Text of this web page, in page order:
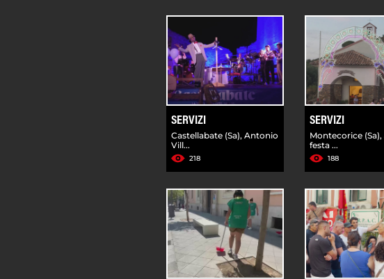
SERVIZI
Castellabate (Sa), Antonio
Vill...
218
SERVIZI
Montecorice (Sa),
festa ...
188